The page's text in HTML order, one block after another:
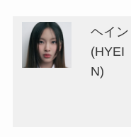
ヘイン
(HYEI
N)